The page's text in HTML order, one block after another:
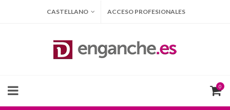
CASTELLANO ACCESO PROFESIONALES
0